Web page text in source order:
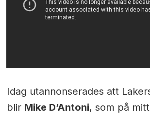
Idag utannonserades att
blir Mike D’Antoni, som på